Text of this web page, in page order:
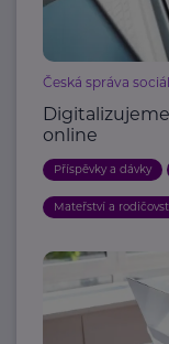
Česká správa
online
Příspěvky a dávky
Mateřství a